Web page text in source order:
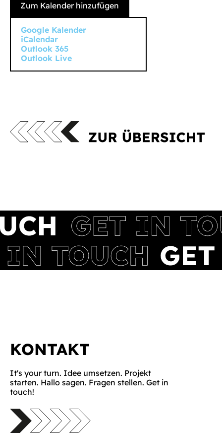
Zum Kalender hinzufügen
Google Kalender
iCalendar
Outlook 365
Outlook Live
KONTAKT
It's your turn. Idee umsetzen. Projekt
starten. Hallo sagen. Fragen stellen. Get in
touch!